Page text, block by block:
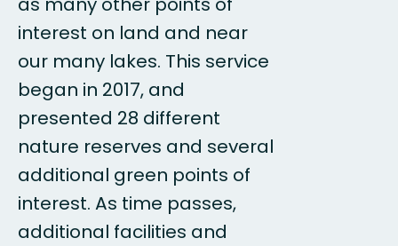
interest on land and near
our many lakes. This service
began in 2017, and
presented 28 different
nature reserves and several
additional green points of
interest. As time passes,
additional facilities and